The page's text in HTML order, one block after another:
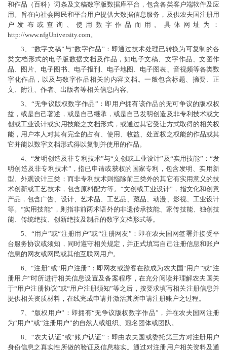
和作品（百科）词条及文稿数字版数据库平台，包含各类客户端软件及应
用。旨在向社会网民和平台用户提供大数据信息服务，及供农夫国注册用
户发布或查询、使用数字作品而用。具体网址为：
http://www.nfgUniversity.com。
3、“数字文稿”与“数字作品”：即通过技术处理已转换为可复制的各
类文档形式的电子版数据文档及作品，如电子文稿、文字作品、文图作
品、图片、电子图书、电子报刊、电子地图、电子图表、音视频等各类数
字化作品，以及与数字作品相关的内容文档。一般包含标题、摘要、正
文、附注、作者、出版者等相关信息内容。
3、“无争议版权数字作品”：即用户拥有该作品的无可争议的版权权
益，或是自己著述，或是自己继承，或是自己发明创造及非专利技术或文
创或工业设计或实用技能之文档形式，或通过其它受让方式取得的相关权
能，用户本人对其有完全的占有、使用、收益、处置权之权能的作品或其
它并能以数字文档形式得以复制并使用的作品。
4、“发明创造及非专利技术”与“文创或工业设计”及“实用技能”：“发
明创造及非专利技术”，指已申请或获权的国家专利，包含发明、实用新
型、外观设计三类；而非专利技术则指除前三类外的其它有实用意义的技
术创新或工艺技术，包含原料配方等。“文创或工业设计”，指文化和创意
产品，包含广告、设计、艺术品、工艺品、藏品、动漫、影视、工业设计
等。“实用技能”，则指非前两术语外的非遗传承技能、家传技能、独创技
能、传统绝技、创新绝技及制品的数字文档形式等。
5、“用户”或“注册用户”或“注册网友”：即在农夫国网签署并接受平
台服务协议或须知，同时遵守相关规定，并正式填写自己注册信息和账户
信息的网友或网民或其他互联网用户。
6、“注册”或“用户注册”：即网友或游客在欲成为农夫国“用户”或“注
册用户”时所进行相关信息设置及备案程序，在充分阅读并理解农夫国关
于“用户注册协议”或“用户注册须知”等之后，按要求填写相关注册信息并
提供相关资质材料，在线完成申请并激活其所申请注册账户之过程。
7、“版权用户”：即拥有“无争议版权数字作品”，并在农夫国网注册
为“用户”或“注册用户”的自然人或组织、冠名团体或团队。
8、“农夫认证”或“账户认证”：即由农夫国或委托第三方对注册用户
身份信息之真实性所做的验证及信息核实。通过对注册用户相关资料及通